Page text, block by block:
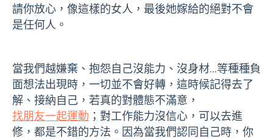
請你放心，像這樣的女人，最後她嫁給的絕對不會
是任何人。
當我們越嫌棄、抱怨自己沒能力、沒身材…等種種負
面想法出現時，一切並不會好轉，這時候記得去了
解、接納自己，若真的對體態不滿意，
找朋友一起運動 ；對工作能力沒信心，可以去進
修，都是不錯的方法。因為當我們認同自己時，你